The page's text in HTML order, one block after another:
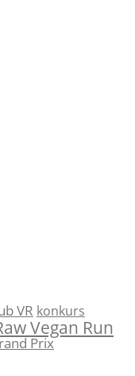
VR konkurs
Vegan Run
Prix